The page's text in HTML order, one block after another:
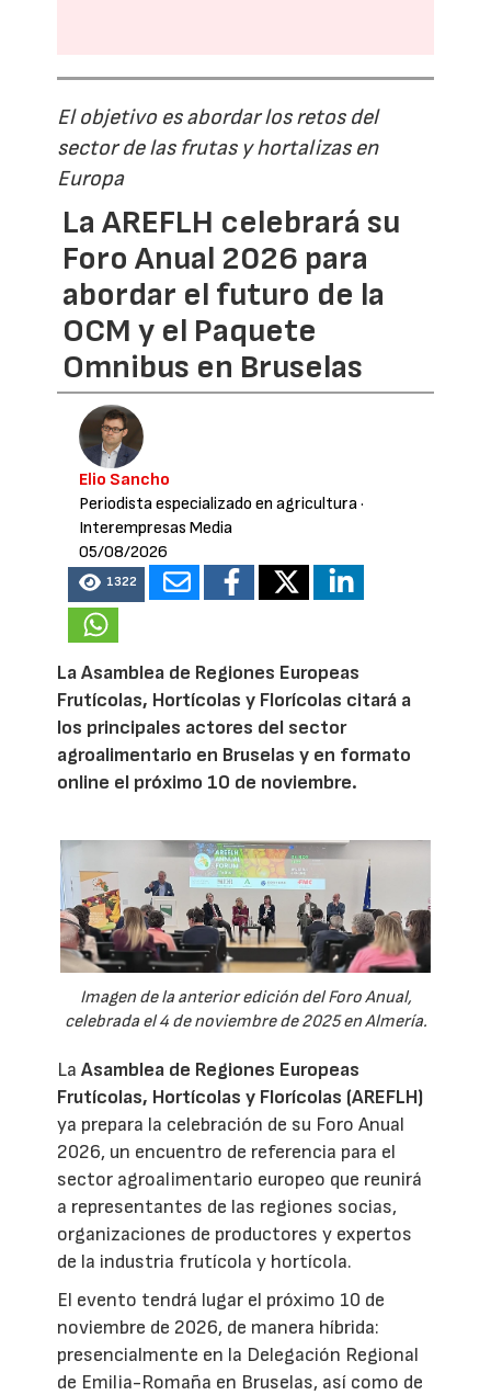
El objetivo es abordar los retos del
sector de las frutas y hortalizas en
Europa
La AREFLH celebrará su
Foro Anual 2026 para
abordar el futuro de la
OCM y el Paquete
Omnibus en Bruselas
Elio Sancho
Periodista especializado en agricultura·
Interempresas Media
05/08/2026
1322
La Asamblea de Regiones Europeas
Frutícolas, Hortícolas y Florícolas citará a
los principales actores del sector
agroalimentario en Bruselas y en formato
online el próximo 10 de noviembre.
Imagen de la anterior edición del Foro Anual,
celebrada el 4 de noviembre de 2025 en Almería.
LaAsamblea de Regiones Europeas
Frutícolas, Hortícolas y Florícolas (AREFLH)
ya prepara la celebración de su Foro Anual
2026, un encuentro de referencia para el
sector agroalimentario europeo que reunirá
a representantes de las regiones socias,
organizaciones de productores y expertos
de la industria frutícola y hortícola.
El evento tendrá lugar el próximo 10 de
noviembre de 2026, de manera híbrida:
presencialmente en la Delegación Regional
de Emilia-Romaña en Bruselas, así como de